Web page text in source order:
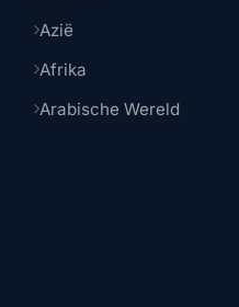
Azië
Afrika
Arabische Wereld